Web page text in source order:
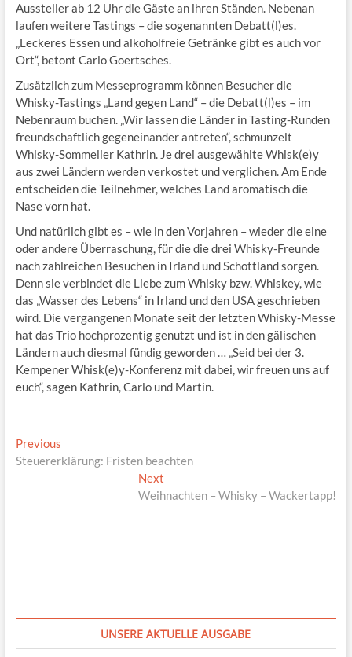
Aussteller ab 12 Uhr die Gäste an ihren Ständen. Nebenan
laufen weitere Tastings – die sogenannten Debatt(l)es.
„Leckeres Essen und alkoholfreie Getränke gibt es auch vor
Ort“, betont Carlo Goertsches.
Zusätzlich zum Messeprogramm können Besucher die
Whisky-Tastings „Land gegen Land“ – die Debatt(l)es – im
Nebenraum buchen. „Wir lassen die Länder in Tasting-Runden
freundschaftlich gegen­einander antreten“, schmunzelt
Whisky-Sommelier Kathrin. Je drei ausgewählte Whisk(e)y
aus zwei Ländern werden verkostet und verglichen. Am Ende
entscheiden die Teilnehmer, welches Land aromatisch die
Nase vorn hat.
Und natürlich gibt es – wie in den Vorjahren – wieder die eine
oder andere Überraschung, für die die drei Whisky-Freunde
nach zahlreichen Besuchen in Irland und Schottland sorgen.
Denn sie verbindet die Liebe zum Whisky bzw. Whiskey, wie
das „Wasser des Lebens“ in Irland und den USA geschrieben
wird. Die vergangenen Monate seit der letzten Whisky-Messe
hat das Trio hochprozentig genutzt und ist in den gälischen
Ländern auch diesmal fündig geworden … „Seid bei der 3.
Kempener Whisk(e)y-Konferenz mit dabei, wir freuen uns auf
euch“, sagen Kathrin, Carlo und Martin.
Beitragsnavigation
PreviousPrevious
post:
Steuererklärung: Fristen beachten
Next
post:
Weihnachten – Whisky – Wackertapp!
UNSERE AKTUELLE AUSGABE